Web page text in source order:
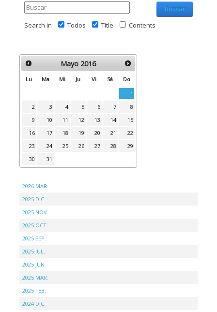
Buscar
Search in
Todos Title Contents
Mayo 2016
Lu Ma Mi Ju Vi Sá Do
1
2
3 4 5 6 7
8
9
10 11 12 13 14
15
16
17 18 19 20 21
22
23
24 25 26 27 28
29
30
31
2026 MAR.
2025 DIC.
2025 NOV.
2025 OCT.
2025 SEP.
2025 JUL.
2025 JUN.
2025 MAR.
2025 FEB.
2024 DIC.